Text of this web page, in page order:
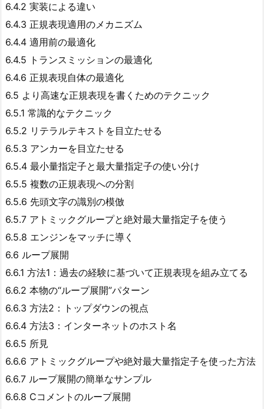
6.4.2 実装による違い
6.4.3 正規表現適用のメカニズム
6.4.4 適用前の最適化
6.4.5 トランスミッションの最適化
6.4.6 正規表現自体の最適化
6.5 より高速な正規表現を書くためのテクニック
6.5.1 常識的なテクニック
6.5.2 リテラルテキストを目立たせる
6.5.3 アンカーを目立たせる
6.5.4 最小量指定子と最大量指定子の使い分け
6.5.5 複数の正規表現への分割
6.5.6 先頭文字の識別の模倣
6.5.7 アトミックグループと絶対最大量指定子を使う
6.5.8 エンジンをマッチに導く
6.6 ループ展開
6.6.1 方法1：過去の経験に基づいて正規表現を組み立てる
6.6.2 本物の“ループ展開”パターン
6.6.3 方法2：トップダウンの視点
6.6.4 方法3：インターネットのホスト名
6.6.5 所見
6.6.6 アトミックグループや絶対最大量指定子を使った方法
6.6.7 ループ展開の簡単なサンプル
6.6.8 Cコメントのループ展開